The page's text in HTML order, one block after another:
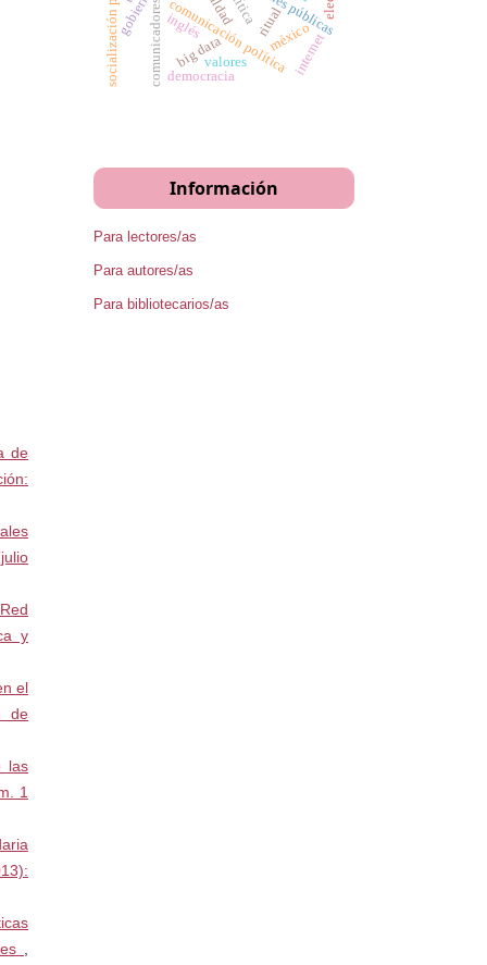
de
y
el
de
las
1
comunicación políticaméxico
big data
comunicadores democracia internet
valores
ritual
inglés
Información
Para lectores/as
Para autores/as
Para bibliotecarios/as